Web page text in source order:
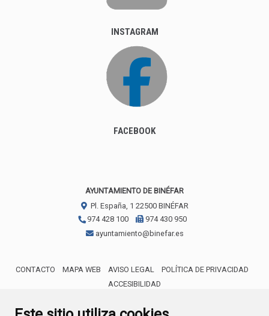
INSTAGRAM
FACEBOOK
AYUNTAMIENTO DE BINÉFAR
Pl. España, 1 22500 BINÉFAR
974 428 100
974 430 950
ayuntamiento@binefar.es
CONTACTO MAPA WEB AVISO LEGAL
POLÍTICA DE PRIVACIDAD
ACCESIBILIDAD